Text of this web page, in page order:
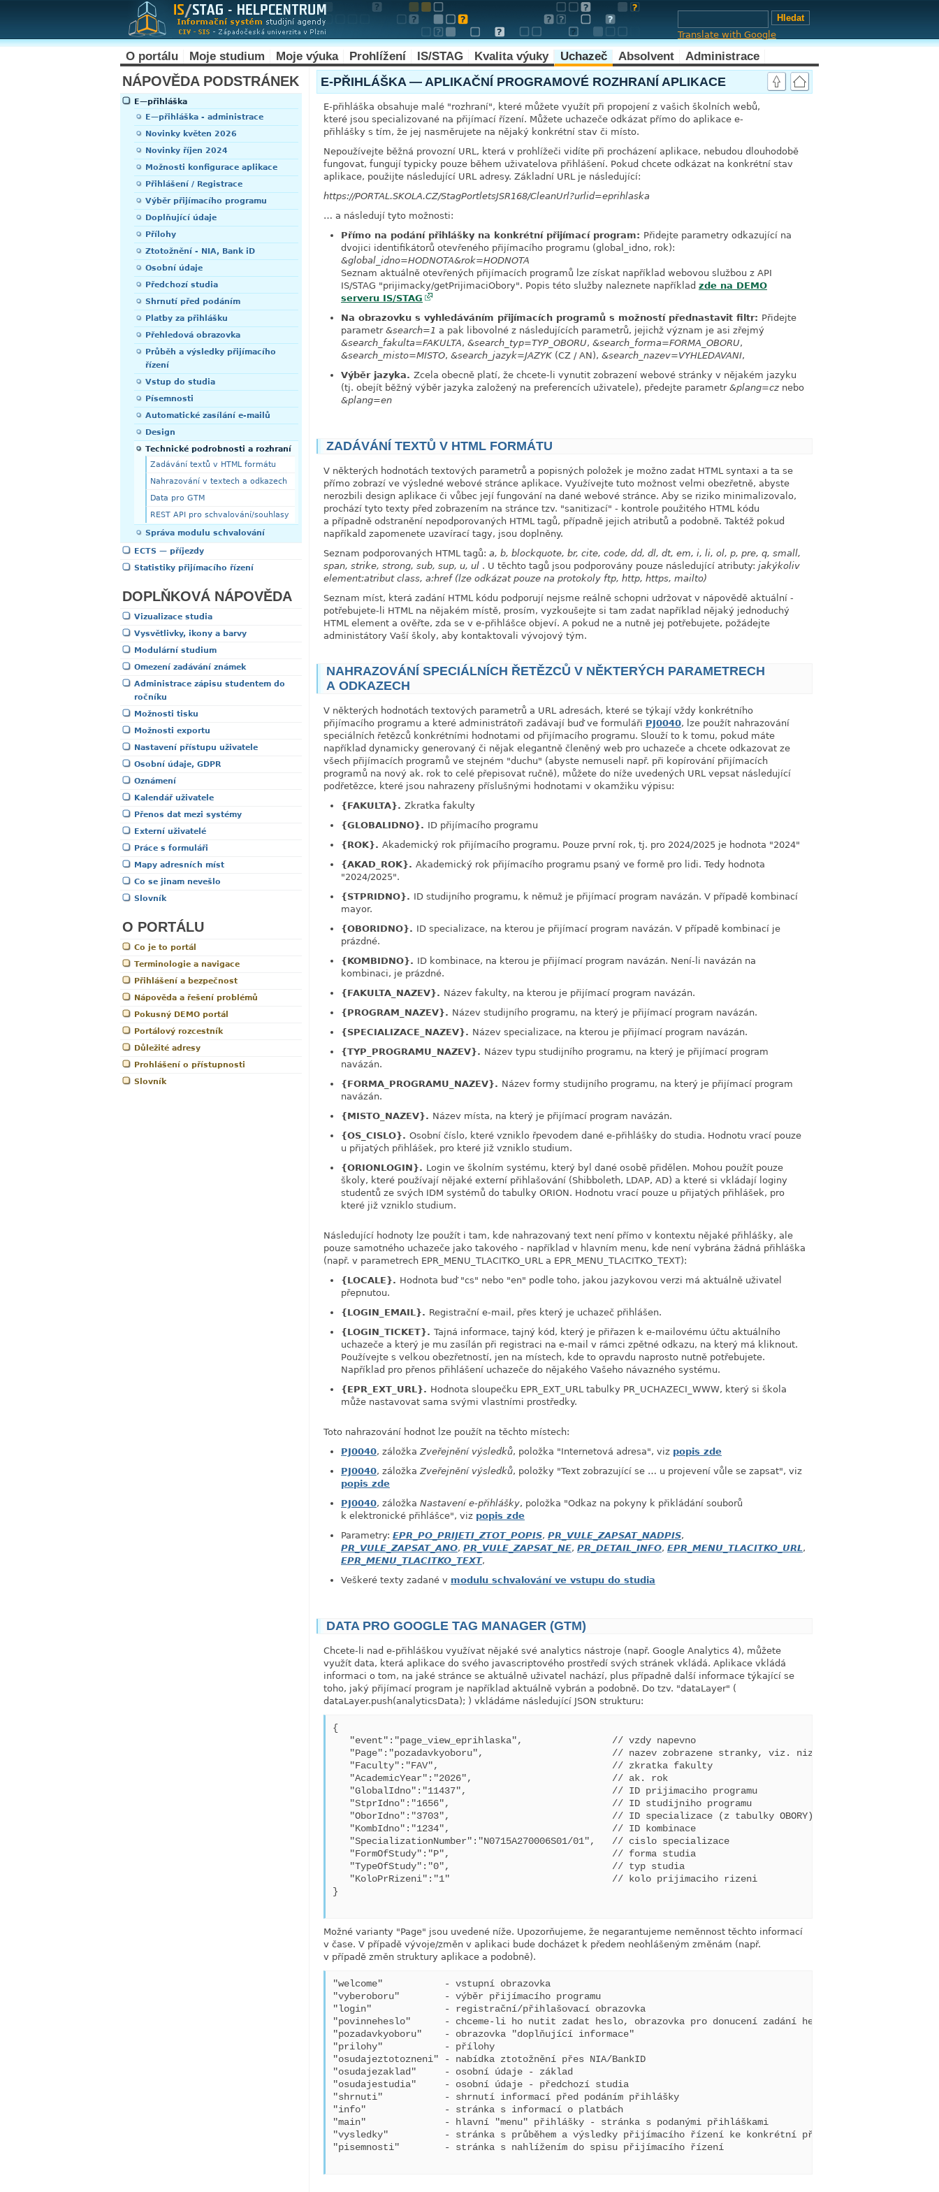
Translate with Google
O portálu Moje studium Moje výuka Prohlížení IS/STAG Kvalita výuky Uchazeč Absolvent Administrace
NÁPOVĚDA PODSTRÁNEK
E—přihláška
E—přihláška - administrace
Novinky květen 2026
Novinky říjen 2024
Možnosti konfigurace aplikace
Přihlášení / Registrace
Výběr přijímacího programu
Doplňující údaje
Přílohy
Ztotožnění - NIA, Bank iD
Osobní údaje
Předchozí studia
Shrnutí před podáním
Platby za přihlášku
Přehledová obrazovka
Průběh a výsledky přijímacího
řízení
Vstup do studia
Písemnosti
Automatické zasílání e-mailů
Design
Technické podrobnosti a rozhraní
Zadávání textů v HTML formátu
Nahrazování v textech a odkazech
Data pro GTM
REST API pro schvalování/souhlasy
Správa modulu schvalování
ECTS — příjezdy
Statistiky přijímacího řízení
DOPLŇKOVÁ NÁPOVĚDA
Vizualizace studia
Vysvětlivky, ikony a barvy
Modulární studium
Omezení zadávání známek
Administrace zápisu studentem do
ročníku
Možnosti tisku
Možnosti exportu
Nastavení přístupu uživatele
Osobní údaje, GDPR
Oznámení
Kalendář uživatele
Přenos dat mezi systémy
Externí uživatelé
Práce s formuláři
Mapy adresních míst
Co se jinam nevešlo
Slovník
O PORTÁLU
Co je to portál
Terminologie a navigace
Přihlášení a bezpečnost
Nápověda a řešení problémů
Pokusný DEMO portál
Portálový rozcestník
Důležité adresy
Prohlášení o přístupnosti
Slovník
E-PŘIHLÁŠKA — APLIKAČNÍ PROGRAMOVÉ ROZHRANÍ APLIKACE
E-přihláška obsahuje malé "rozhraní", které můžete využít při propojení z vašich školních webů,
které jsou specializované na přijímací řízení. Můžete uchazeče odkázat přímo do aplikace e-
přihlášky s tím, že jej nasměrujete na nějaký konkrétní stav či místo.
Nepoužívejte běžná provozní URL, která v prohlížeči vidíte při procházení aplikace, nebudou dlouhodobě
fungovat, fungují typicky pouze během uživatelova přihlášení. Pokud chcete odkázat na konkrétní stav
aplikace, použijte následující URL adresy. Základní URL je následující:
https://PORTAL.SKOLA.CZ/StagPortletsJSR168/CleanUrl?urlid=eprihlaska
… a následují tyto možnosti:
Přímo na podání přihlášky na konkrétní přijímací program: Přidejte parametry odkazující na
dvojici identifikátorů otevřeného přijímacího programu (global_idno, rok):
&global_idno=HODNOTA&rok=HODNOTA
Seznam aktuálně otevřených přijímacích programů lze získat například webovou službou z API
IS/STAG "prijimacky/getPrijimaciObory". Popis této služby naleznete například zde na DEMO
serveru IS/STAG
Na obrazovku s vyhledáváním přijímacích programů s možností přednastavit filtr: Přidejte
parametr &search=1 a pak libovolné z následujících parametrů, jejichž význam je asi zřejmý
&search_fakulta=FAKULTA, &search_typ=TYP_OBORU, &search_forma=FORMA_OBORU,
&search_misto=MISTO, &search_jazyk=JAZYK (CZ / AN), &search_nazev=VYHLEDAVANI,
Výběr jazyka. Zcela obecně platí, že chcete-li vynutit zobrazení webové stránky v nějakém jazyku
(tj. obejít běžný výběr jazyka založený na preferencích uživatele), předejte parametr &plang=cz nebo
&plang=en
ZADÁVÁNÍ TEXTŮ V HTML FORMÁTU
V některých hodnotách textových parametrů a popisných položek je možno zadat HTML syntaxi a ta se
přímo zobrazí ve výsledné webové stránce aplikace. Využívejte tuto možnost velmi obezřetně, abyste
nerozbili design aplikace či vůbec její fungování na dané webové stránce. Aby se riziko minimalizovalo,
prochází tyto texty před zobrazením na stránce tzv. "sanitizací" - kontrole použitého HTML kódu
a případně odstranění nepodporovaných HTML tagů, případně jejich atributů a podobně. Taktéž pokud
napříkald zapomenete uzavírací tagy, jsou doplněny.
Seznam podporovaných HTML tagů: a, b, blockquote, br, cite, code, dd, dl, dt, em, i, li, ol, p, pre, q, small,
span, strike, strong, sub, sup, u, ul . U těchto tagů jsou podporovány pouze následující atributy: jakýkoliv
element:atribut class, a:href (lze odkázat pouze na protokoly ftp, http, https, mailto)
Seznam míst, která zadání HTML kódu podporují nejsme reálně schopni udržovat v nápovědě aktuální -
potřebujete-li HTML na nějakém místě, prosím, vyzkoušejte si tam zadat například nějaký jednoduchý
HTML element a ověřte, zda se v e-přihlášce objeví. A pokud ne a nutně jej potřebujete, požádejte
administátory Vaší školy, aby kontaktovali vývojový tým.
NAHRAZOVÁNÍ SPECIÁLNÍCH ŘETĚZCŮ V NĚKTERÝCH PARAMETRECH
A ODKAZECH
V některých hodnotách textových parametrů a URL adresách, které se týkají vždy konkrétního
přijímacího programu a které administrátoři zadávají buď ve formuláři PJ0040, lze použít nahrazování
speciálních řetězců konkrétními hodnotami od přijímacího programu. Slouží to k tomu, pokud máte
například dynamicky generovaný či nějak elegantně členěný web pro uchazeče a chcete odkazovat ze
všech přijímacích programů ve stejném "duchu" (abyste nemuseli např. při kopírování přijímacích
programů na nový ak. rok to celé přepisovat ručně), můžete do níže uvedených URL vepsat následující
podřetězce, které jsou nahrazeny příslušnými hodnotami v okamžiku výpisu:
{FAKULTA}. Zkratka fakulty
{GLOBALIDNO}. ID přijímacího programu
{ROK}. Akademický rok přijímacího programu. Pouze první rok, tj. pro 2024/2025 je hodnota "2024"
{AKAD_ROK}. Akademický rok přijímacího programu psaný ve formě pro lidi. Tedy hodnota
"2024/2025".
{STPRIDNO}. ID studijního programu, k němuž je přijímací program navázán. V případě kombinací
mayor.
{OBORIDNO}. ID specializace, na kterou je přijímací program navázán. V případě kombinací je
prázdné.
{KOMBIDNO}. ID kombinace, na kterou je přijímací program navázán. Není-li navázán na
kombinaci, je prázdné.
{FAKULTA_NAZEV}. Název fakulty, na kterou je přijímací program navázán.
{PROGRAM_NAZEV}. Název studijního programu, na který je přijímací program navázán.
{SPECIALIZACE_NAZEV}. Název specializace, na kterou je přijímací program navázán.
{TYP_PROGRAMU_NAZEV}. Název typu studijního programu, na který je přijímací program
navázán.
{FORMA_PROGRAMU_NAZEV}. Název formy studijního programu, na který je přijímací program
navázán.
{MISTO_NAZEV}. Název místa, na který je přijímací program navázán.
{OS_CISLO}. Osobní číslo, které vzniklo řpevodem dané e-přihlášky do studia. Hodnotu vrací pouze
u přijatých přihlášek, pro které již vzniklo studium.
{ORIONLOGIN}. Login ve školním systému, který byl dané osobě přidělen. Mohou použít pouze
školy, které používají nějaké externí přihlašování (Shibboleth, LDAP, AD) a které si vkládají loginy
studentů ze svých IDM systémů do tabulky ORION. Hodnotu vrací pouze u přijatých přihlášek, pro
které již vzniklo studium.
Následující hodnoty lze použít i tam, kde nahrazovaný text není přímo v kontextu nějaké přihlášky, ale
pouze samotného uchazeče jako takového - například v hlavním menu, kde není vybrána žádná přihláška
(např. v parametrech EPR_MENU_TLACITKO_URL a EPR_MENU_TLACITKO_TEXT):
{LOCALE}. Hodnota buď "cs" nebo "en" podle toho, jakou jazykovou verzi má aktuálně uživatel
přepnutou.
{LOGIN_EMAIL}. Registrační e-mail, přes který je uchazeč přihlášen.
{LOGIN_TICKET}. Tajná informace, tajný kód, který je přiřazen k e-mailovému účtu aktuálního
uchazeče a který je mu zasílán při registraci na e-mail v rámci zpětné odkazu, na který má kliknout.
Používejte s velkou obezřetností, jen na místech, kde to opravdu naprosto nutně potřebujete.
Například pro přenos přihlášení uchazeče do nějakého Vašeho návazného systému.
{EPR_EXT_URL}. Hodnota sloupečku EPR_EXT_URL tabulky PR_UCHAZECI_WWW, který si škola
může nastavovat sama svými vlastními prostředky.
Toto nahrazování hodnot lze použít na těchto místech:
PJ0040, záložkaZveřejnění výsledků, položka "Internetová adresa", viz popis zde
PJ0040, záložkaZveřejnění výsledků, položky "Text zobrazující se … u projevení vůle se zapsat", viz
popis zde
PJ0040, záložka Nastavení e-přihlášky, položka "Odkaz na pokyny k přikládání souborů
k elektronické přihlášce", viz popis zde
Parametry: EPR_PO_PRIJETI_ZTOT_POPIS, PR_VULE_ZAPSAT_NADPIS,
PR_VULE_ZAPSAT_ANO, PR_VULE_ZAPSAT_NE, PR_DETAIL_INFO, EPR_MENU_TLACITKO_URL,
EPR_MENU_TLACITKO_TEXT,
Veškeré texty zadané v modulu schvalování ve vstupu do studia
DATA PRO GOOGLE TAG MANAGER (GTM)
Chcete-li nad e-přihláškou využívat nějaké své analytics nástroje (např. Google Analytics 4), můžete
využít data, která aplikace do svého javascriptového prostředí svých stránek vkládá. Aplikace vkládá
informaci o tom, na jaké stránce se aktuálně uživatel nachází, plus případně další informace týkající se
toho, jaký přijímací program je například aktuálně vybrán a podobně. Do tzv. "dataLayer" (
dataLayer.push(analyticsData); ) vkládáme následující JSON strukturu:
{
   "event":"page_view_eprihlaska",                // vzdy napevno
   "Page":"pozadavkyoboru",                       // nazev zobrazene stranky, viz. nize
   "Faculty":"FAV",                               // zkratka fakulty
   "AcademicYear":"2026",                         // ak. rok
   "GlobalIdno":"11437",                          // ID prijimaciho programu
   "StprIdno":"1656",                             // ID studijniho programu
   "OborIdno":"3703",                             // ID specializace (z tabulky OBORY)
   "KombIdno":"1234",                             // ID kombinace
   "SpecializationNumber":"N0715A270006S01/01",   // cislo specializace
   "FormOfStudy":"P",                             // forma studia
   "TypeOfStudy":"0",                             // typ studia
   "KoloPrRizeni":"1"                             // kolo prijimaciho rizeni
}
Možné varianty "Page" jsou uvedené níže. Upozorňujeme, že negarantujeme neměnnost těchto informací
v čase. V případě vývoje/změn v aplikaci bude docházet k předem neohlášeným změnám (např.
v případě změn struktury aplikace a podobně).
"welcome"           - vstupní obrazovka
"vyberoboru"        - výběr přijímacího programu
"login"             - registrační/přihlašovací obrazovka
"povinneheslo"      - chceme-li ho nutit zadat heslo, obrazovka pro donucení zadání hesla
"pozadavkyoboru"    - obrazovka "doplňující informace"
"prilohy"           - přílohy
"osudajeztotozneni" - nabídka ztotožnění přes NIA/BankID
"osudajezaklad"     - osobní údaje - základ
"osudajestudia"     - osobní údaje - předchozí studia
"shrnuti"           - shrnutí informací před podáním přihlášky
"info"              - stránka s informací o platbách
"main"              - hlavní "menu" přihlášky - stránka s podanými přihláškami
"vysledky"          - stránka s průběhem a výsledky přijímacího řízení ke konkrétní přihlášce
"pisemnosti"        - stránka s nahlížením do spisu přijímacího řízení